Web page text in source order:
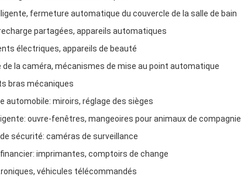
fermeture automatique du couvercle de la salle de bain
partagées, appareils automatiques
électriques, appareils de beauté
de la caméra, mécanismes de mise au point automatique
bras mécaniques
automobile: miroirs, réglage des sièges
ouvre-fenêtres, mangeoires pour animaux de compagnie
sécurité: caméras de surveillance
financier: imprimantes, comptoirs de change
véhicules télécommandés